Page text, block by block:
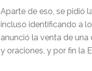
Aparte de eso, se pidió
incluso identificando a
anunció la venta de
y oraciones, y por fin la